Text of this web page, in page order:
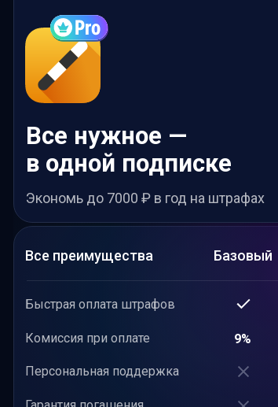
Все преимущества Базовый
Быстрая оплата штрафов
Комиссия при оплате
Персональная поддержка
9%
Все нужное —
в одной подписке
Экономь до 7000 ₽ в год на штрафах